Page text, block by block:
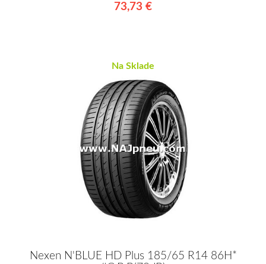
73,73 €
Na Sklade
Nexen N'BLUE HD Plus 185/65 R14 86H*